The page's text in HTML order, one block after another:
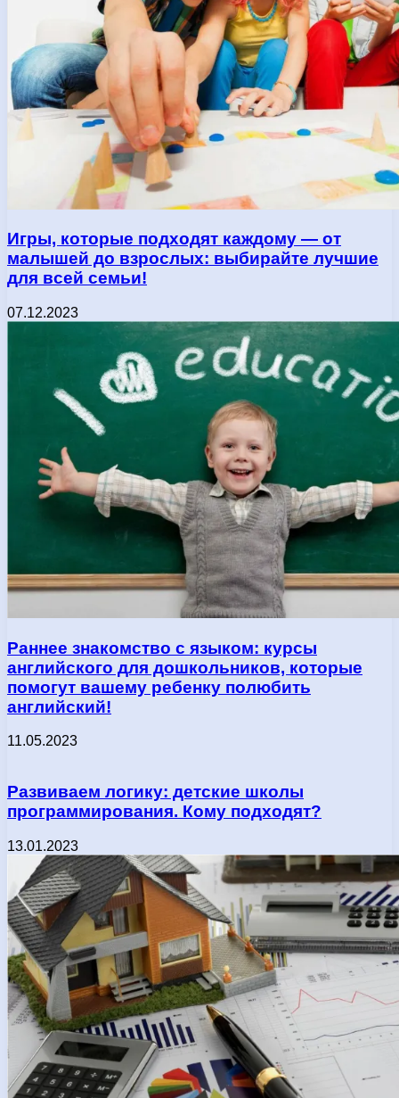
Игры, которые подходят каждому — от
малышей до взрослых: выбирайте лучшие
для всей семьи!
07.12.2023
Раннее знакомство с языком: курсы
английского для дошкольников, которые
помогут вашему ребенку полюбить
английский!
11.05.2023
Развиваем логику: детские школы
программирования. Кому подходят?
13.01.2023